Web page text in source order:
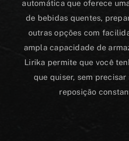
automática que oferece
de bebidas quentes,
outras opções com
ampla capacidade de
Lirika permite que você
que quiser, sem
reposição